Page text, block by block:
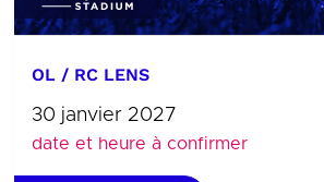
OL / RC LENS
30 janvier 2027
date et heure à confirmer